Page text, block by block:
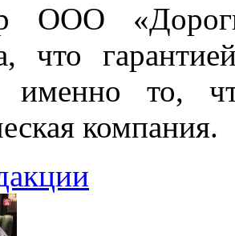
ООО
что
именно то,
компания.